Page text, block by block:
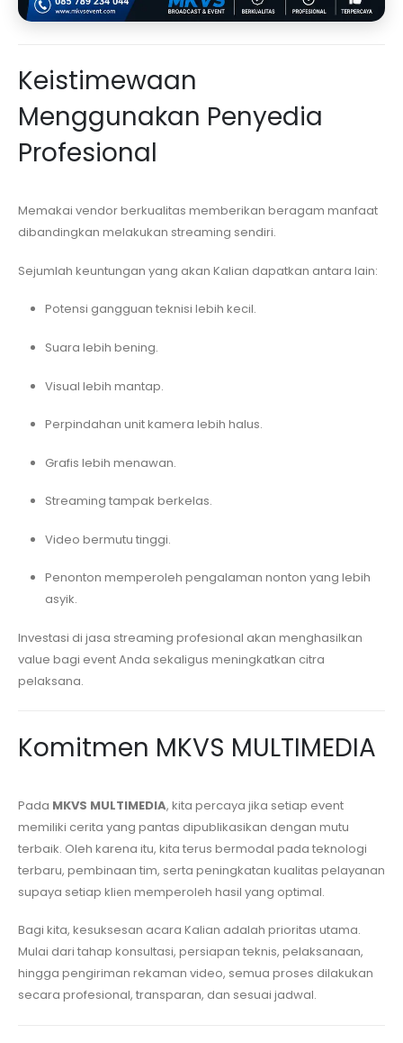
Keistimewaan
Menggunakan Penyedia
Profesional
Memakai vendor berkualitas memberikan beragam manfaat
dibandingkan melakukan streaming sendiri.
Sejumlah keuntungan yang akan Kalian dapatkan antara lain:
Potensi gangguan teknisi lebih kecil.
Suara lebih bening.
Visual lebih mantap.
Perpindahan unit kamera lebih halus.
Grafis lebih menawan.
Streaming tampak berkelas.
Video bermutu tinggi.
Penonton memperoleh pengalaman nonton yang lebih
asyik.
Investasi di jasa streaming profesional akan menghasilkan
value bagi event Anda sekaligus meningkatkan citra
pelaksana.
Komitmen MKVS MULTIMEDIA
Pada MKVS MULTIMEDIA, kita percaya jika setiap event
memiliki cerita yang pantas dipublikasikan dengan mutu
terbaik. Oleh karena itu, kita terus bermodal pada teknologi
terbaru, pembinaan tim, serta peningkatan kualitas pelayanan
supaya setiap klien memperoleh hasil yang optimal.
Bagi kita, kesuksesan acara Kalian adalah prioritas utama.
Mulai dari tahap konsultasi, persiapan teknis, pelaksanaan,
hingga pengiriman rekaman video, semua proses dilakukan
secara profesional, transparan, dan sesuai jadwal.